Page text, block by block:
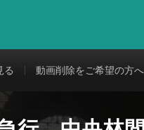
る 動画削除をご希望の方へ